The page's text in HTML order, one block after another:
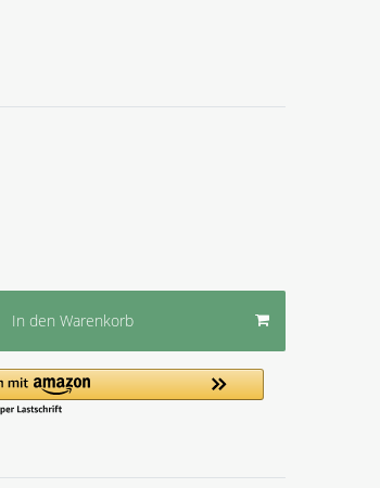
In den Warenkorb